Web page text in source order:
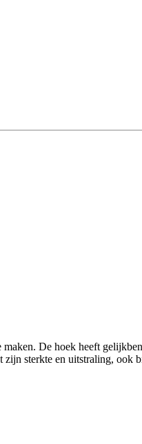
De hoek heeft
zijn sterkte en uitstraling,